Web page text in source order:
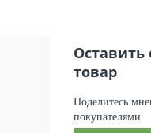
Оставить
товар
Поделитесь
покупателями